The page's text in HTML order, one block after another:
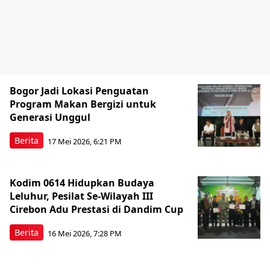
Berita
Bogor Jadi Lokasi Penguatan
Program Makan Bergizi untuk
Generasi Unggul
17 Mei 2026, 6:21 PM
Berita
Kodim 0614 Hidupkan Budaya
Leluhur, Pesilat Se-Wilayah III
Cirebon Adu Prestasi di Dandim Cup
16 Mei 2026, 7:28 PM